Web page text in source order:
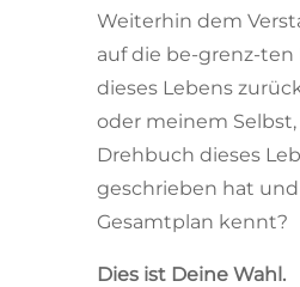
Weiterhin dem
auf die be-grenz-ten
dieses Lebens
oder meinem
Drehbuch dieses
geschrieben hat
Gesamtplan kennt?
Dies ist Deine Wahl.